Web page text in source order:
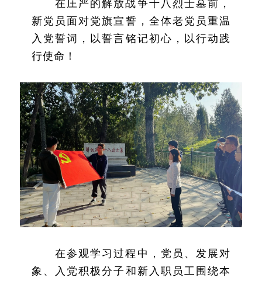
在庄严的解放战争十八烈士墓前，
新党员面对党旗宣誓，全体老党员重温
入党誓词，以誓言铭记初心，以行动践
行使命！
在参观学习过程中，党员、发展对
象、入党积极分子和新入职员工围绕本